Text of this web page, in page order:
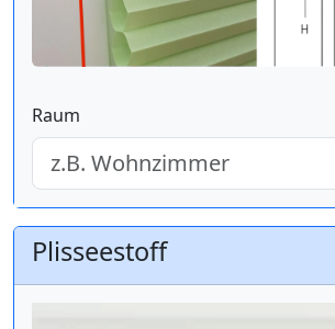
Raum
Plisseestoff